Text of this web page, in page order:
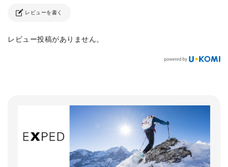
レビューを書く
レビュー投稿がありません。